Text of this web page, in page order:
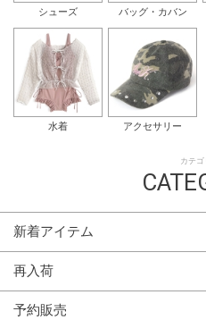
シューズ バッグ・カバン
水着 アクセサリー
カテゴ
新着アイテム
再入荷
予約販売